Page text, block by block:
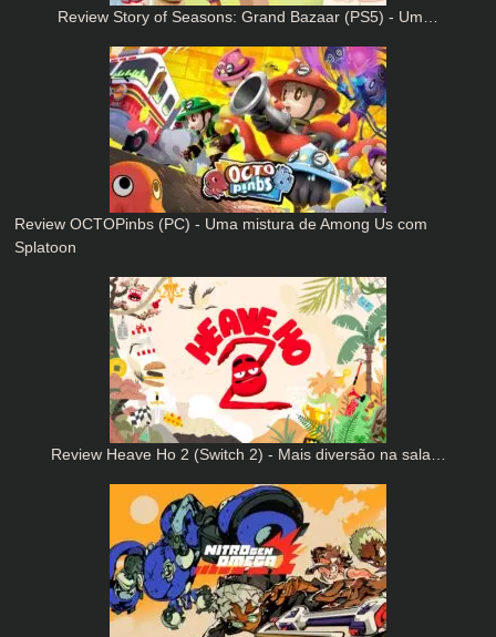
Review Story of Seasons: Grand Bazaar (PS5) - Um…
Review OCTOPinbs (PC) - Uma mistura de Among Us com
Splatoon
Review Heave Ho 2 (Switch 2) - Mais diversão na sala…